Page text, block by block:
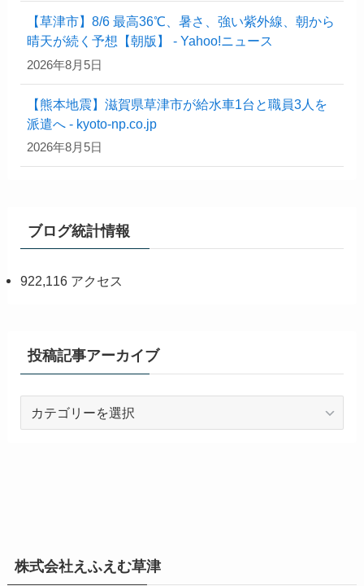
【草津市】8/6 最高36℃、暑さ、強い紫外線、朝から
晴天が続く予想【朝版】 - Yahoo!ニュース
2026年8月5日
【熊本地震】滋賀県草津市が給水車1台と職員3人を
派遣へ - kyoto-np.co.jp
2026年8月5日
ブログ統計情報
922,116 アクセス
投稿記事アーカイブ
ブ
株式会社えふえむ草津